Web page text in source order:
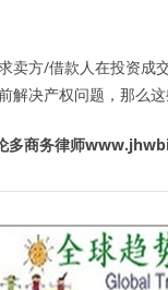
卖方/借款人在投资
决产权问题，那么
多商务律师